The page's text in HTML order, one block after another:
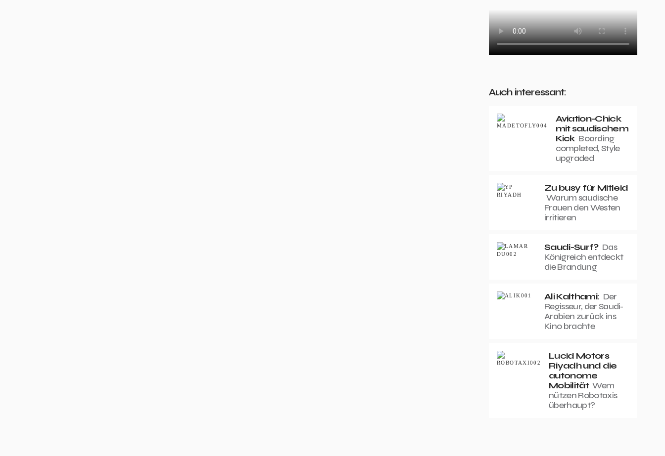
Auch interessant:
Aviation-Chick
mit saudischem
Kick Boarding
completed, Style
upgraded
Zu busy für Mitleid
Warum saudische
Frauen den Westen
irritieren
Saudi-Surf? Das
Königreich entdeckt
die Brandung
Ali Kalthami: Der
Regisseur, der Saudi-
Arabien zurück ins
Kino brachte
Lucid Motors
Riyadh und die
autonome
Mobilität Wem
nützen Robotaxis
überhaupt?